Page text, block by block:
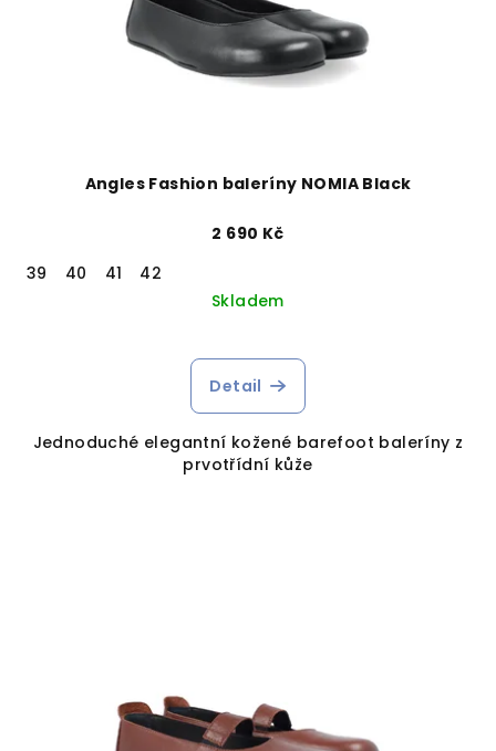
Angles Fashion baleríny NOMIA Black
2 690 Kč
39
40 41
42
Skladem
Detail
Jednoduché elegantní kožené barefoot baleríny z
prvotřídní kůže